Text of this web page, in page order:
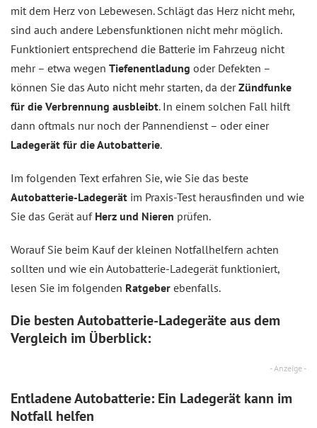
mit dem Herz von Lebewesen. Schlägt das Herz nicht mehr,
sind auch andere Lebensfunktionen nicht mehr möglich.
Funktioniert entsprechend die Batterie im Fahrzeug nicht
mehr – etwa wegen Tiefenentladung oder Defekten –
können Sie das Auto nicht mehr starten, da derZündfunke
für die Verbrennung ausbleibt. In einem solchen Fall hilft
dann oftmals nur noch der Pannendienst – oder einer
Ladegerät für die Autobatterie.
Im folgenden Text erfahren Sie, wie Sie das beste
Autobatterie-Ladegerät im Praxis-Test herausfinden und wie
Sie das Gerät aufHerz und Nieren prüfen.
Worauf Sie beim Kauf der kleinen Notfallhelfern achten
sollten und wie ein Autobatterie-Ladegerät funktioniert,
lesen Sie im folgenden Ratgeber ebenfalls.
Die besten Autobatterie-Ladegeräte aus dem
Vergleich im Überblick:
- Anzeige -
Entladene Autobatterie: Ein Ladegerät kann im
Notfall helfen